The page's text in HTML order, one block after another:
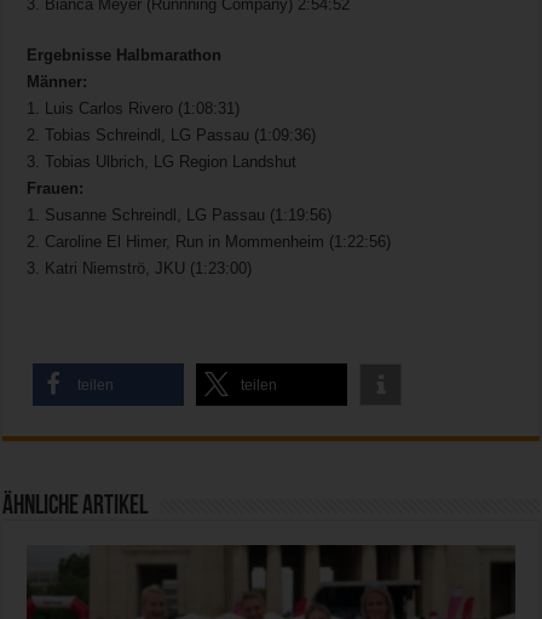
3. Bianca Meyer (Runnning Company) 2:54:52
Ergebnisse Halbmarathon
Männer:
1. Luis Carlos Rivero (1:08:31)
2. Tobias Schreindl, LG Passau (1:09:36)
3. Tobias Ulbrich, LG Region Landshut
Frauen:
1. Susanne Schreindl, LG Passau (1:19:56)
2. Caroline El Himer, Run in Mommenheim (1:22:56)
3. Katri Niemströ, JKU (1:23:00)
teilen teilen
Ähnliche Artikel